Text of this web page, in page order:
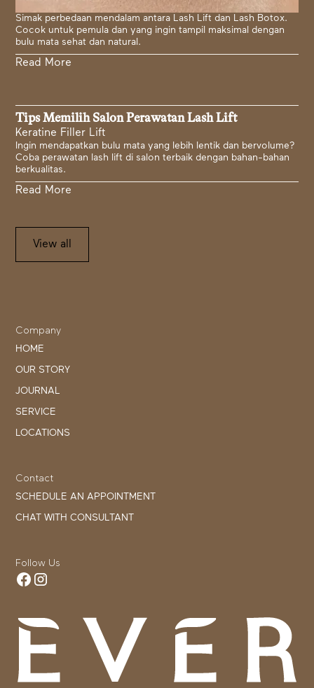
Simak perbedaan mendalam antara Lash Lift dan Lash Botox.
Cocok untuk pemula dan yang ingin tampil maksimal dengan
bulu mata sehat dan natural.
Read More
Tips Memilih Salon Perawatan Lash Lift
Keratine Filler Lift
Ingin mendapatkan bulu mata yang lebih lentik dan bervolume?
Coba perawatan lash lift di salon terbaik dengan bahan-bahan
berkualitas.
Read More
View all
Company
HOME
OUR STORY
JOURNAL
SERVICE
LOCATIONS
Contact
SCHEDULE AN APPOINTMENT
CHAT WITH CONSULTANT
Follow Us